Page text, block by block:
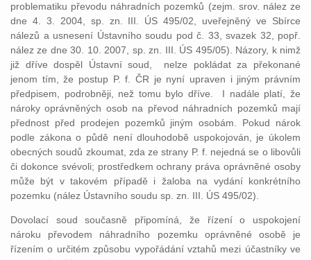
problematiku převodu náhradních pozemků (zejm. srov. nález ze
dne 4. 3. 2004, sp. zn. III. ÚS 495/02, uveřejněný ve Sbírce
nálezů a usnesení Ústavního soudu pod č. 33, svazek 32, popř.
nález ze dne 30. 10. 2007, sp. zn. III. ÚS 495/05). Názory, k nimž
již dříve dospěl Ústavní soud, nelze pokládat za překonané
jenom tím, že postup P. f. ČR je nyní upraven i jiným právním
předpisem, podrobněji, než tomu bylo dříve. I nadále platí, že
nároky oprávněných osob na převod náhradních pozemků mají
přednost před prodejen pozemků jiným osobám. Pokud nárok
podle zákona o půdě není dlouhodobě uspokojován, je úkolem
obecných soudů zkoumat, zda ze strany P. f. nejedná se o libovůli
či dokonce svévoli; prostředkem ochrany práva oprávněné osoby
může být v takovém případě i žaloba na vydání konkrétního
pozemku (nález Ústavního soudu sp. zn. III. ÚS 495/02).
Dovolací soud současně připomíná, že řízení o uspokojení
nároku převodem náhradního pozemku oprávněné osobě je
řízením o určitém způsobu vypořádání vztahů mezi účastníky ve